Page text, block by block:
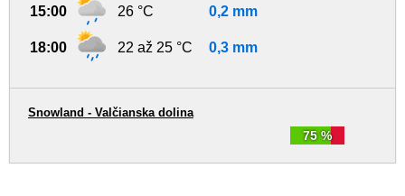
15:00 26 °C 0,2 mm
18:00 22 až 25 °C 0,3 mm
75 %
Snowland - Valčianska dolina